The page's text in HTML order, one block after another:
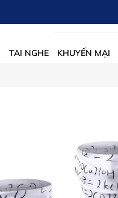
TAI NGHE KHUYẾN MẠI